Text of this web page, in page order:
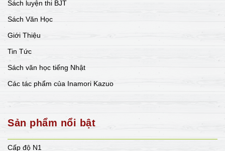
Sách luyện thi BJT
Sách Văn Học
Giới Thiệu
Tin Tức
Sách văn học tiếng Nhật
Các tác phẩm của Inamori Kazuo
Sản phẩm nổi bật
Cấp độ N1